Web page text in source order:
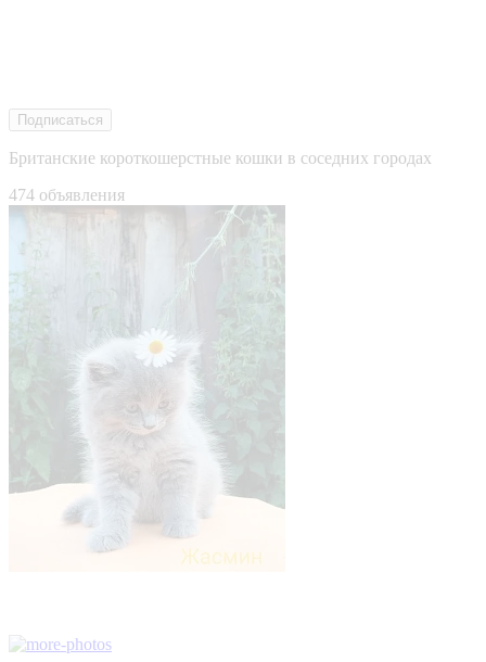
Подписаться
Британские короткошерстные кошки в соседних городах
474 объявления